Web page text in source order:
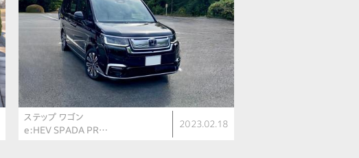
ステップ ワゴン
e:HEV SPADA PR…
2023.02.18